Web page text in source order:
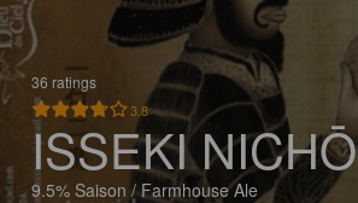
36 ratings
3.8
ISSEKI NICHŌ
9.5% Saison / Farmhouse Ale